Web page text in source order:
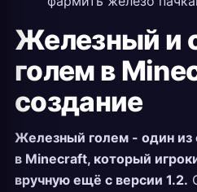
Железный и
голем в
создание
Железный голем - один
в Minecraft, который
вручную ещё с версии 1.2.